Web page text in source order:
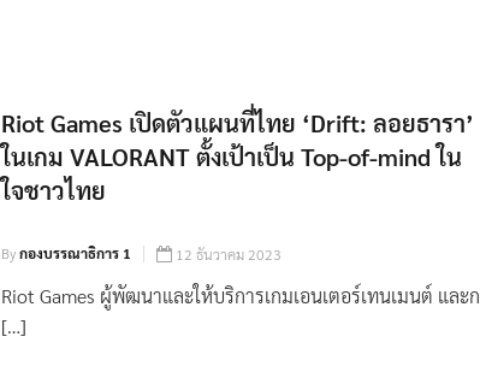
Riot Games เปิดตัวแผนที่ไทย ‘Drift: ลอยธารา’
ในเกม VALORANT ตั้งเป้าเป็น Top-of-mind ใน
ใจชาวไทย
Byกองบรรณาธิการ 1 12 ธันวาคม 2023
Riot Games ผู้พัฒนาและให้บริการเกมเอนเตอร์เทนเมนต์ และก
[…]